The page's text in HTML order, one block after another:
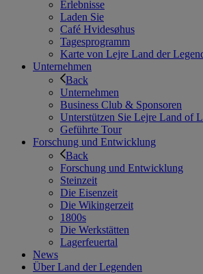
Erlebnisse
Laden Sie
Café Hvidesøhus
Tagesprogramm
Karte von Lejre Land der
Unternehmen
Back
Unternehmen
Business Club & Sponsoren
Unterstützen Sie Lejre Land of
Geführte Tour
Forschung und Entwicklung
Back
Forschung und Entwicklung
Steinzeit
Die Eisenzeit
Die Wikingerzeit
1800s
Die Werkstätten
Lagerfeuertal
News
Über Land der Legenden